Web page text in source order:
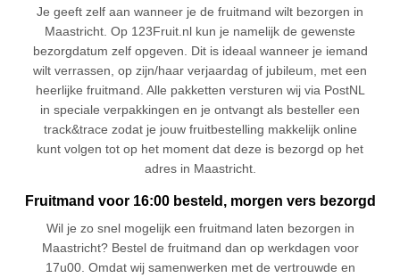
Je geeft zelf aan wanneer je de fruitmand wilt bezorgen in
Maastricht. Op 123Fruit.nl kun je namelijk de gewenste
bezorgdatum zelf opgeven. Dit is ideaal wanneer je iemand
wilt verrassen, op zijn/haar verjaardag of jubileum, met een
heerlijke fruitmand. Alle pakketten versturen wij via PostNL
in speciale verpakkingen en je ontvangt als besteller een
track&trace zodat je jouw fruitbestelling makkelijk online
kunt volgen tot op het moment dat deze is bezorgd op het
adres in Maastricht.
Fruitmand voor 16:00 besteld, morgen vers bezorgd
Wil je zo snel mogelijk een fruitmand laten bezorgen in
Maastricht? Bestel de fruitmand dan op werkdagen voor
17u00. Omdat wij samenwerken met de vertrouwde en